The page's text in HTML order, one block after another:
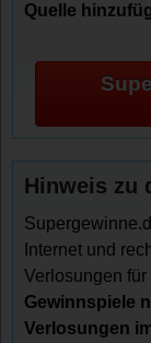
Quelle
Hinweis zu
Internet und
Verlosungen für
Gewinnspiele
Verlosungen